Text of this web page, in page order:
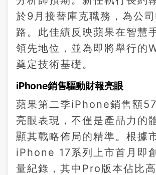
於9月接替庫克職務，為公
路。此佳績反映蘋果在智慧
領先地位，並為即將舉行的
奠定技術基礎。
iPhone銷售驅動財報亮眼
蘋果第二季iPhone銷售額
亮眼表現，不僅是產品力的
顯其戰略佈局的精準。根據
iPhone 17系列上市首月即
量紀錄，其中Pro版本佔比